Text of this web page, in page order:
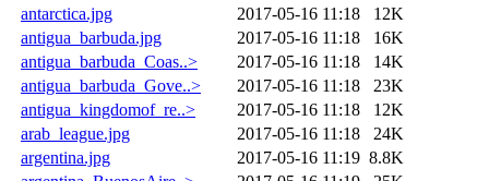
antarctica.jpg
2017-05-16 11:18
12K
antigua_barbuda.jpg
2017-05-16 11:18
16K
antigua_barbuda_Coas..>
2017-05-16 11:18
14K
antigua_barbuda_Gove..>
2017-05-16 11:18
23K
antigua_kingdomof_re..>
2017-05-16 11:18
12K
arab_league.jpg
2017-05-16 11:18
24K
argentina.jpg
2017-05-16 11:19 8.8K